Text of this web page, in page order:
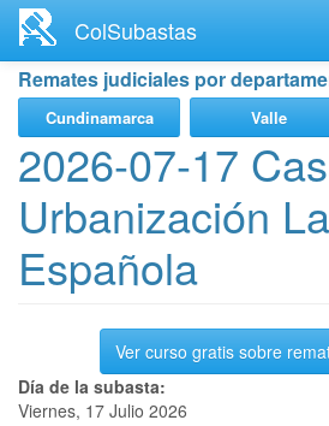
contenido
principal
ColSubastas
Remates judiciales por
Cundinamarca Valle
2026-07-17
Urbanización La
Española
Ver curso gratis sobre
Día de la subasta:
Viernes, 17 Julio 2026